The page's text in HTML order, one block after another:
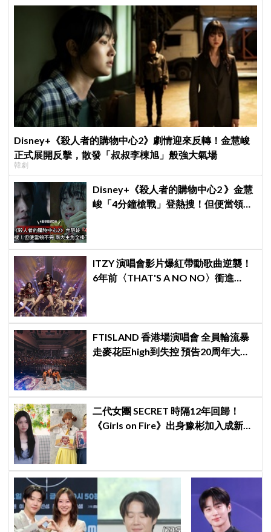
Disney+《殺人者的購物中心2》劇情迎來反轉！金慧峻
正式展開反擊，散發「叔叔李棟旭」般強大氣場
韓劇
Disney+《殺人者的購物中心2 》金慧
峻「4分鐘槍戰」登熱搜！但便當領不
ITZY 演唱會影片爆紅帶動歌曲逆襲！
6年前〈THAT'S A NO NO〉衝進
FTISLAND 香港場演唱會 全員輪流暴
走麥花臣high到失控 預告20周年大計
二代女團 SECRET 時隔12年回歸！
《Girls on Fire》出身豫彬加入成新成